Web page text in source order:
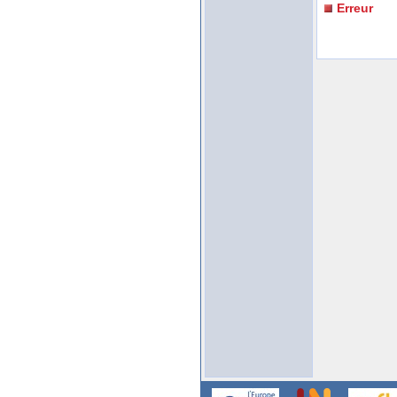
Erreur